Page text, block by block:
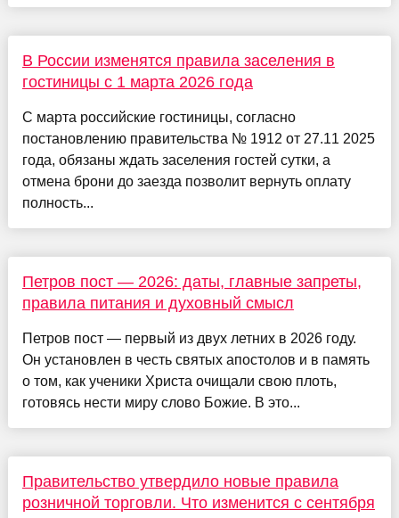
В России изменятся правила заселения в
гостиницы с 1 марта 2026 года
С марта российские гостиницы, согласно
постановлению правительства № 1912 от 27.11 2025
года, обязаны ждать заселения гостей сутки, а
отмена брони до заезда позволит вернуть оплату
полность...
Петров пост — 2026: даты, главные запреты,
правила питания и духовный смысл
Петров пост — первый из двух летних в 2026 году.
Он установлен в честь святых апостолов и в память
о том, как ученики Христа очищали свою плоть,
готовясь нести миру слово Божие. В это...
Правительство утвердило новые правила
розничной торговли. Что изменится с сентября